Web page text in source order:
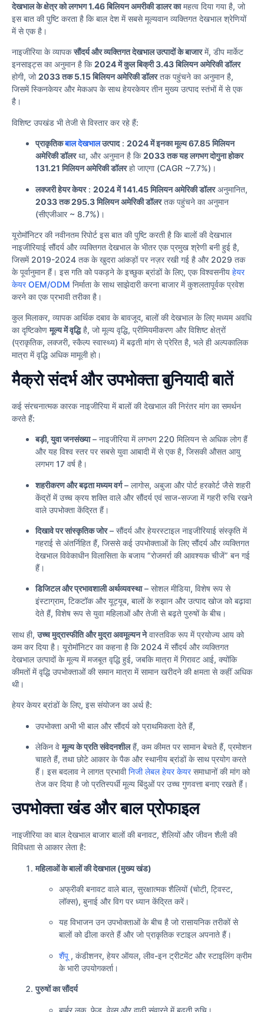
देखभाल के क्षेत्र को लगभग 1.46 बिलियन अमरीकी डालर कामहत्व दिया गया है, जो
इस बात की पुष्टि करता है कि बाल देश में सबसे मूल्यवान व्यक्तिगत देखभाल श्रेणियों
में से एक है।
नाइजीरिया के व्यापकसौंदर्य और व्यक्तिगत देखभाल उत्पादों के बाजारमें, डीप मार्केट
इनसाइट्स का अनुमान है कि2024 में कुल बिक्री 3.43 बिलियन अमेरिकी डॉलर
होगी, जो2033 तक 5.15 बिलियन अमेरिकी डॉलरतक पहुंचने का अनुमान है,
जिसमें स्किनकेयर और मेकअप के साथ हेयरकेयर तीन मुख्य उत्पाद स्तंभों में से एक
है।
विशिष्ट उपखंड भी तेजी से विस्तार कर रहे हैं:
प्राकृतिकबाल देखभालउत्पाद: 2024 में इनका मूल्य 67.85 मिलियन
अमेरिकी डॉलरथा, और अनुमान है कि2033 तक यह लगभग दोगुना होकर
131.21 मिलियन अमेरिकी डॉलरहो जाएगा (CAGR ~7.7%)।
लक्जरी हेयर केयर: 2024 में 141.45 मिलियन अमेरिकी डॉलरअनुमानित,
2033 तक 295.3 मिलियन अमेरिकी डॉलरतक पहुंचने का अनुमान
(सीएजीआर ~ 8.7%)।
यूरोमॉनिटर की नवीनतम रिपोर्ट इस बात की पुष्टि करती है कि बालों की देखभाल
नाइजीरियाई सौंदर्य और व्यक्तिगत देखभाल के भीतर एक प्रमुख श्रेणी बनी हुई है,
जिसमें 2019-2024 तक के खुदरा आंकड़ों पर नज़र रखी गई है और 2029 तक
के पूर्वानुमान हैं। इस गति को पकड़ने के इच्छुक ब्रांडों के लिए, एक विश्वसनीय हेयर
केयर OEM/ODM निर्माता के साथ साझेदारी करना बाजार में कुशलतापूर्वक प्रवेश
करने का एक प्रभावी तरीका है।
कुल मिलाकर, व्यापक आर्थिक दबाव के बावजूद, बालों की देखभाल के लिए मध्यम अवधि
का दृष्टिकोणमूल्य में वृद्धिहै, जो मूल्य वृद्धि, प्रीमियमीकरण और विशिष्ट क्षेत्रों
(प्राकृतिक, लक्जरी, स्कैल्प स्वास्थ्य) में बढ़ती मांग से प्रेरित है, भले ही अल्पकालिक
मात्रा में वृद्धि अधिक मामूली हो।
मैक्रो संदर्भ और उपभोक्ता बुनियादी बातें
कई संरचनात्मक कारक नाइजीरिया में बालों की देखभाल की निरंतर मांग का समर्थन
करते हैं:
बड़ी, युवा जनसंख्या– नाइजीरिया में लगभग 220 मिलियन से अधिक लोग हैं
और यह विश्व स्तर पर सबसे युवा आबादी में से एक है, जिसकी औसत आयु
लगभग 17 वर्ष है।
शहरीकरण और बढ़ता मध्यम वर्ग– लागोस, अबुजा और पोर्ट हरकोर्ट जैसे शहरी
केंद्रों में उच्च क्रय शक्ति वाले और सौंदर्य एवं साज-सज्जा में गहरी रुचि रखने
वाले उपभोक्ता केंद्रित हैं।
दिखावे पर सांस्कृतिक जोर– सौंदर्य और हेयरस्टाइल नाइजीरियाई संस्कृति में
गहराई से अंतर्निहित हैं, जिससे कई उपभोक्ताओं के लिए सौंदर्य और व्यक्तिगत
देखभाल विवेकाधीन विलासिता के बजाय “रोजमर्रा की आवश्यक चीजें” बन गई
हैं।
डिजिटल और प्रभावशाली अर्थव्यवस्था– सोशल मीडिया, विशेष रूप से
इंस्टाग्राम, टिकटॉक और यूट्यूब, बालों के रुझान और उत्पाद खोज को बढ़ावा
देते हैं, विशेष रूप से युवा महिलाओं और तेजी से बढ़ते पुरुषों के बीच।
साथ ही,उच्च मुद्रास्फीति और मुद्रा अवमूल्यन नेवास्तविक रूप में प्रयोज्य आय को
कम कर दिया है। यूरोमॉनिटर का कहना है कि 2024 में सौंदर्य और व्यक्तिगत
देखभाल उत्पादों के मूल्य में मजबूत वृद्धि हुई, जबकि मात्रा में गिरावट आई, क्योंकि
कीमतों में वृद्धि उपभोक्ताओं की समान मात्रा में सामान खरीदने की क्षमता से कहीं अधिक
थी।
हेयर केयर ब्रांडों के लिए, इस संयोजन का अर्थ है:
उपभोक्ता अभी भी बाल और सौंदर्य को प्राथमिकता देते हैं,
लेकिन वेमूल्य के प्रति संवेदनशीलहैं, कम कीमत पर सामान बेचते हैं, प्रमोशन
चाहते हैं, तथा छोटे आकार के पैक और स्थानीय ब्रांडों के साथ प्रयोग करते
हैं। इस बदलाव ने लागत प्रभावीनिजी लेबल हेयर केयरसमाधानों की मांग को
तेज कर दिया है जो प्रतिस्पर्धी मूल्य बिंदुओं पर उच्च गुणवत्ता बनाए रखते हैं।
उपभोक्ता खंड और बाल प्रोफाइल
नाइजीरिया का बाल देखभाल बाजार बालों की बनावट, शैलियों और जीवन शैली की
विविधता से आकार लेता है:
महिलाओं के बालों की देखभाल (मुख्य खंड)
अफ्रीकी बनावट वाले बाल, सुरक्षात्मक शैलियों (चोटी, ट्विस्ट,
लॉक्स), बुनाई और विग पर ध्यान केंद्रित करें।
यह विभाजन उन उपभोक्ताओं के बीच है जो रासायनिक तरीकों से
बालों को ढीला करते हैं और जो प्राकृतिक स्टाइल अपनाते हैं।
शैंपू , कंडीशनर, हेयर ऑयल, लीव-इन ट्रीटमेंट और स्टाइलिंग क्रीम
के भारी उपयोगकर्ता।
पुरुषों का सौंदर्य
बार्बर लुक, फेड, वेव्स और दाढ़ी संवारने में बढ़ती रुचि।